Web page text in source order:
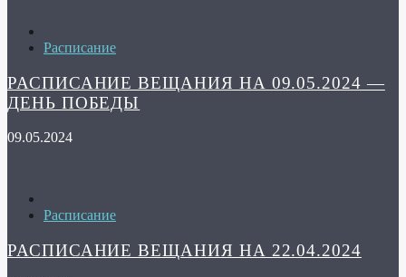
Расписание
РАСПИСАНИЕ ВЕЩАНИЯ НА 09.05.2024 —
ДЕНЬ ПОБЕДЫ
09.05.2024
Расписание
РАСПИСАНИЕ ВЕЩАНИЯ НА 22.04.2024